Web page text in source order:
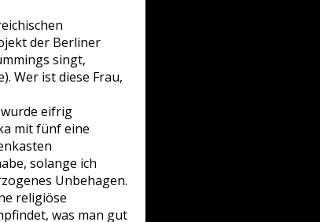
der Berliner
singt,
Wer ist diese Frau,
eifrig
mit fünf eine
solange ich
Unbehagen.
religiöse
was man gut